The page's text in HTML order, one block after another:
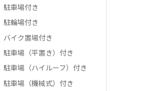
駐車場付き
駐輪場付き
バイク置場付き
駐車場（平置き）付き
駐車場（ハイルーフ）付き
駐車場（機械式）付き